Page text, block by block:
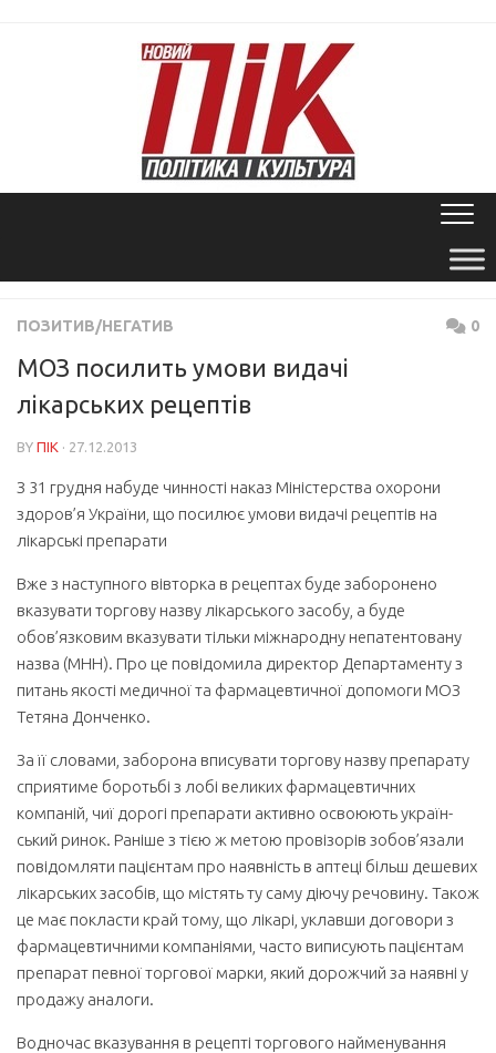
ПОЗИТИВ/НЕГАТИВ 0
МОЗ посилить умови видачі
лікарських рецептів
BY ПІК · 27.12.2013
З 31 грудня набуде чинності наказ Міністерства охорони
здоров’я України, що посилює умови видачі рецептів на
лікарські препарати
Вже з наступного вівторка в рецептах буде заборонено
вказувати торгову назву лікарського засобу, а буде
обов’язковим вказувати тільки міжнародну непатентовану
назва (МНН). Про це повідомила директор Департаменту з
питань якості медичної та фармацевтичної допомоги МОЗ
Тетяна Донченко.
За її словами, заборона вписувати торгову назву препарату
сприятиме боротьбі з лобі великих фармацевтичних
компаній, чиї дорогі препарати активно освоюють україн­
ський ринок. Раніше з тією ж метою провізорів зобов’язали
повідомляти пацієнтам про наявність в аптеці більш дешевих
лікарських засобів, що містять ту саму діючу речовину. Також
це має покласти край тому, що лікарі, уклавши договори з
фарма­цевтичними компаніями, часто виписують пацієнтам
препарат певної торгової марки, який дорожчий за наявні у
продажу аналоги.
Водночас вказування в рецепті торгового найменування